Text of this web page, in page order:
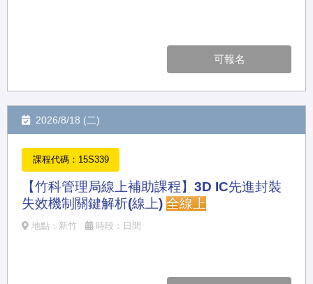
可報名
2026/8/18 (二)
課程代碼：15S339
【竹科管理局線上補助課程】3D IC先進封裝
失效機制關鍵解析(線上) 全線上
地點：新竹 時段：日間